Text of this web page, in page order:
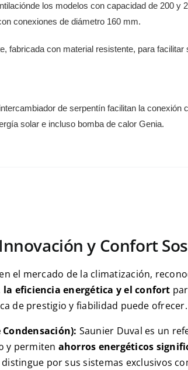
de los modelos con capacidad de 200 y
conexiones de diámetro 160 mm.
fabricada con material resistente, para facilitar
intercambiador de serpentín facilitan la conexión
solar e incluso bomba de calor Genia.
y Confort
el mercado de la climatización,
eficiencia energética y el confort
de prestigio y fiabilidad puede
Saunier Duval es un
y permiten ahorros energéticos
distingue por sus sistemas exclusivos